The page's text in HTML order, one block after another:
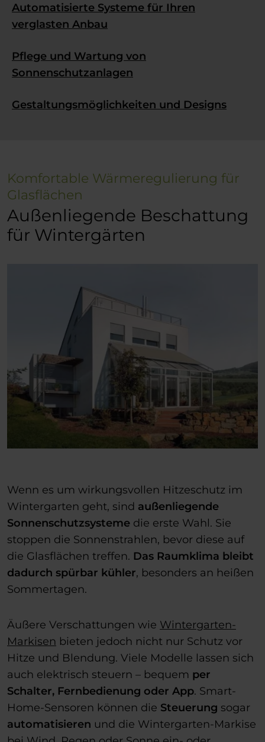
Automatisierte Systeme für Ihren
verglasten Anbau
Pflege und Wartung von
Sonnenschutzanlagen
Gestaltungsmöglichkeiten und Designs
Komfortable Wärmeregulierung für
Glasflächen
Außenliegende Beschattung
für Wintergärten
Wenn es um wirkungsvollen Hitzeschutz im
Wintergarten geht, sind außenliegende
Sonnenschutzsysteme die erste Wahl. Sie
stoppen die Sonnenstrahlen, bevor diese auf
die Glasflächen treffen. Das Raumklima bleibt
dadurch spürbar kühler, besonders an heißen
Sommertagen.
Äußere Verschattungen wie Wintergarten-
Markisen bieten jedoch nicht nur Schutz vor
Hitze und Blendung. Viele Modelle lassen sich
auch elektrisch steuern – bequem per
Schalter, Fernbedienung oder App. Smart-
Home-Sensoren können die Steuerung sogar
automatisieren und die Wintergarten-Markise